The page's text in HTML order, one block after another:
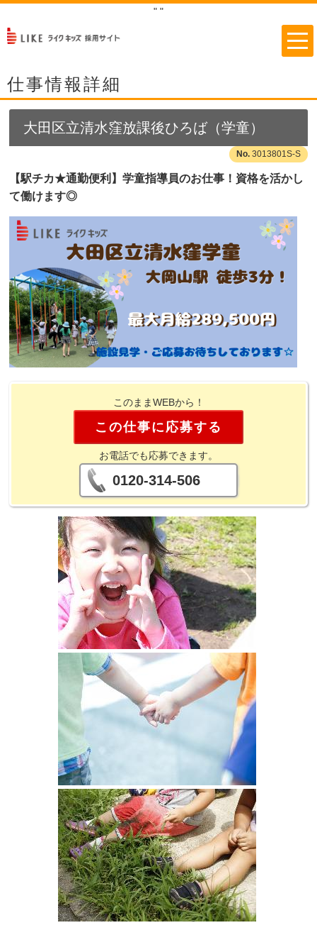
" "
仕事情報詳細
大田区立清水窪放課後ひろば（学童）
3013801S-S
【駅チカ★通勤便利】学童指導員のお仕事！資格を活かし
て働けます◎
このままWEBから！
この仕事に応募する
お電話でも応募できます。
0120-314-506